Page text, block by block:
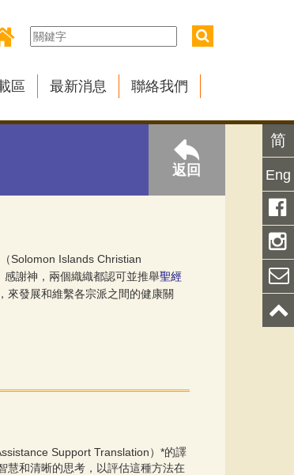
區 最新消息 聯絡我們
返回
（Solomon Islands Christian
謝神，兩個織織都認可並推舉聖經
來發展和維繫各宗派之間的健康關
Support Translation）*的譯
慧和清晰的思考，以評估這種方法在
简
Eng